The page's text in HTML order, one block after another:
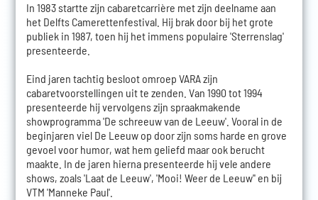
In 1983 startte zijn cabaretcarrière met zijn deelname aan
het Delfts Camerettenfestival. Hij brak door bij het grote
publiek in 1987, toen hij het immens populaire 'Sterrenslag'
presenteerde.
Eind jaren tachtig besloot omroep VARA zijn
cabaretvoorstellingen uit te zenden. Van 1990 tot 1994
presenteerde hij vervolgens zijn spraakmakende
showprogramma 'De schreeuw van de Leeuw'. Vooral in de
beginjaren viel De Leeuw op door zijn soms harde en grove
gevoel voor humor, wat hem geliefd maar ook berucht
maakte. In de jaren hierna presenteerde hij vele andere
shows, zoals 'Laat de Leeuw', 'Mooi! Weer de Leeuw'' en bij
VTM 'Manneke Paul'.